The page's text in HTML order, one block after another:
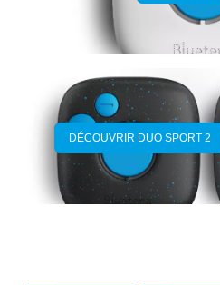
DÉCOUVRIR DUO SPORT 2